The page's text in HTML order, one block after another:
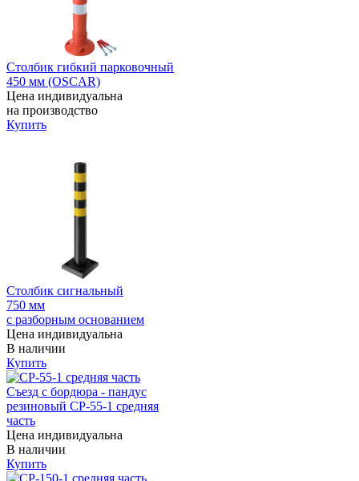
Столбик гибкий парковочный
450 мм (OSCAR)
Цена индивидуальна
на производство
Купить
Столбик сигнальный
750 мм
с разборным основанием
Цена индивидуальна
В наличии
Купить
Съезд с бордюра - пандус
резиновый СР-55-1 средняя
часть
Цена индивидуальна
В наличии
Купить